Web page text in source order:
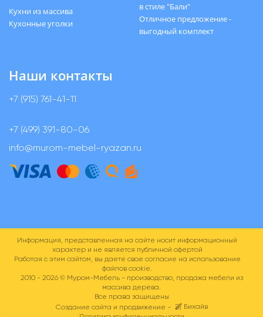
Кухни из массива
Кухонные уголки
в стиле "Бали"
Отличное предложение -
выгодный комплект
Наши контакты
+7 (915) 761-41-11
+7 (499) 391-80-06
info@murom-mebel-ryazan.ru
Информация, представленная на сайте носит информационный
характер и не является публичной офертой
Работая с этим сайтом, вы даете свое согласие на использование
файлов cookie.
2010 - 2026 ©Муром-Мебель - производство, продажа мебели из
массива дерева.
Все права защищены
Создание сайта и продвижение -
Бихайв